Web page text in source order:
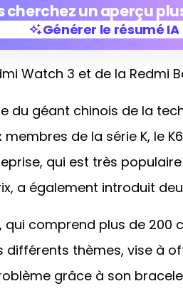
cherchez un aperçu
Générer le résumé IA
Générer le résumé IA
Watch 3 et de la Redmi
du géant chinois de la
de la série K, le
qui est très
a également introduit
qui comprend plus de 200
différents thèmes, vise à
grâce à son